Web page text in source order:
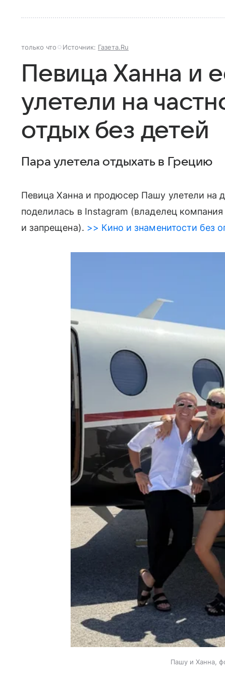
только что Источник: Газета.Ru
Певица Ханна и
улетели на
отдых без детей
Пара улетела отдыхать в Грецию
Певица Ханна и продюсер Пашу улетели на
поделилась в Instagram (владелец
и запрещена). >> Кино и знаменитости без
Пашу и Ханна,